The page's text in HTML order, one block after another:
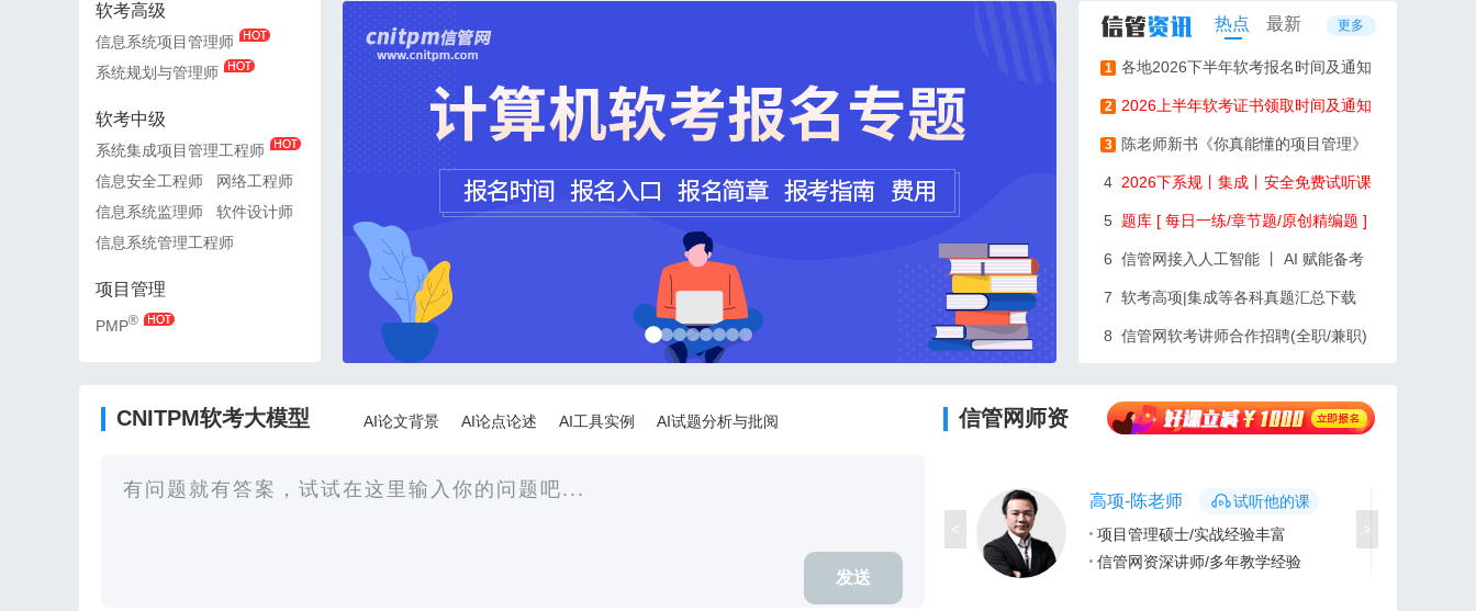
软考高级
信息系统项目管理师
系统规划与管理师
软考中级
系统集成项目管理工程师
信息安全工程师
网络工程师
信息系统监理师
软件设计师
信息系统管理工程师
项目管理
PMP®
软考高级
信息系统项目管理师
网络工程师
软件设计师
信息系统管理工程师
项目管理
热点 最新 更多
1 各地2026下半年软考报名时间及通知
2 2026上半年软考证书领取时间及通知
3 陈老师新书《你真能懂的项目管理》
4 2026下系规丨集成丨安全免费试听课
5 题库 [ 每日一练/章节题/原创精编题 ]
6 信管网接入人工智能 丨 AI 赋能备考
7 软考高项|集成等各科真题汇总下载
8 信管网软考讲师合作招聘(全职/兼职)
CNITPM软考大模型 AI论文背景 AI论点论述 AI工具实例 AI试题分析与批阅 信管网师资
发送
网工-周老师
试听他的课
计算机网络工程师/实战经验丰富
信管网资深讲师/多年教学经验
< >